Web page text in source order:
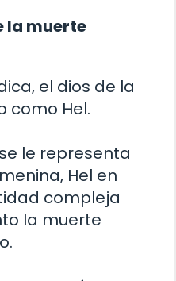
la muerte
el dios de la
como Hel.
le representa
Hel en
compleja
la muerte